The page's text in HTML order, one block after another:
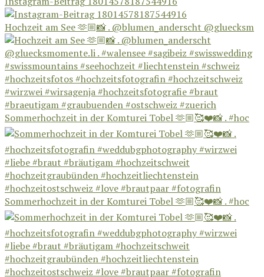
Hochzeit am See 🫶🏼📸 . @blumen_anderscht @gluecksm
Sommerhochzeit in der Komturei Tobel 🫶🏼🥰❤️📸 . #hoc
Sommerhochzeit in der Komturei Tobel 🫶🏼🥰❤️📸 . #hoc